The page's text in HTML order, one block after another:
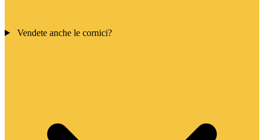
Vendete anche le cornici?